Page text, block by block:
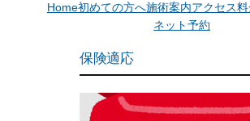
Home初めての方へ施術案内アクセス
ネット予約
保険適応
交通事故について